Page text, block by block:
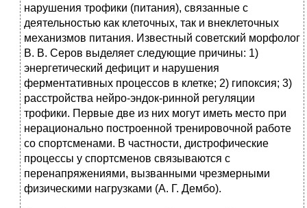
нарушения трофики (питания), связанные с
деятельностью как клеточных, так и внеклеточных
механизмов питания. Известный советский морфолог
В. В. Серов выделяет следующие причины: 1)
энергетический дефицит и нарушения
ферментативных процессов в клетке; 2) гипоксия; 3)
расстройства нейро-эндок-ринной регуляции
трофики. Первые две из них могут иметь место при
нерационально построенной тренировочной работе
со спортсменами. В частности, дистрофические
процессы у спортсменов связываются с
перенапряжениями, вызванными чрезмерными
физическими нагрузками (А. Г. Дембо).